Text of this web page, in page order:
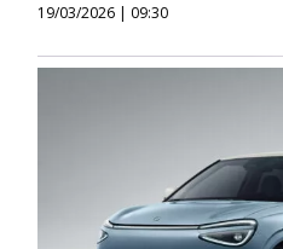
19/03/2026 | 09:30